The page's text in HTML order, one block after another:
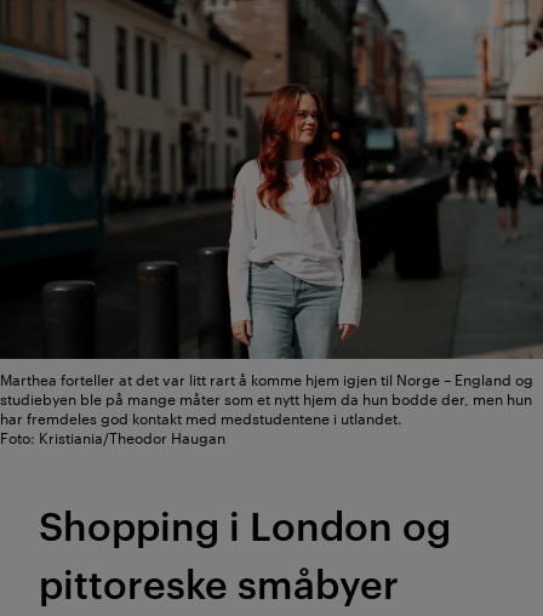
Marthea forteller at det var litt rart å komme hjem igjen til Norge – England og
studiebyen ble på mange måter som et nytt hjem da hun bodde der, men hun
har fremdeles god kontakt med medstudentene i utlandet.
Foto: Kristiania/Theodor Haugan
Shopping i London og
pittoreske småbyer